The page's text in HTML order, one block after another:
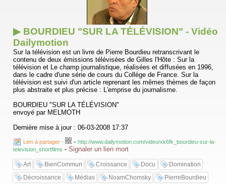
▶ BOURDIEU "SUR LA TÉLÉVISION" - Vidéo
Dailymotion
Sur la télévision est un livre de Pierre Bourdieu retranscrivant le
contenu de deux émissions télévisées de Gilles l'Hôte : Sur la
télévision et Le champ journalistique, réalisées et diffusées en 1996,
dans le cadre d'une série de cours du Collège de France. Sur la
télévision est suivi d'un article reprenant les mêmes thèmes de façon
plus abstraite et plus précise : L'emprise du journalisme.
BOURDIEU "SUR LA TÉLÉVISION"
envoyé par MELMOTH
Dernière mise à jour : 06-03-2008 17:37
Lien à partager - - http://www.dailymotion.com/video/xk6fk_bourdieu-sur-la-
television_shortfilms - Signaler un lien mort
Art BienCommun Croissance Docu
Domination
Décroissance
Médias NoamChomsky
PierreBourdieu